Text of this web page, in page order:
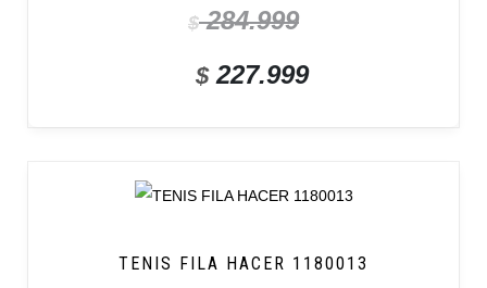
$284.999
$227.999
TENIS FILA HACER 1180013